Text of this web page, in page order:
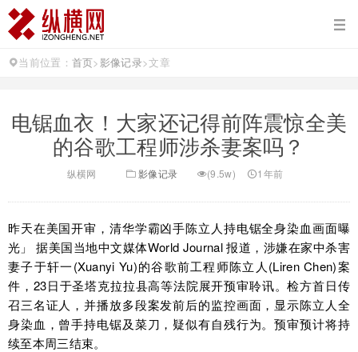
当前位置： 首页>影像记录>文章
电锯血衣！大家还记得前阵震惊全美
的谷歌工程师涉杀妻案吗？
纵横网 影像记录 (9.5w) 1年前
昨天在美国开审，清华学霸凶手陈立人持电锯全身染血画面曝
光」 据美国当地中文媒体World Journal 报道，涉嫌在家中杀害
妻子于轩一(Xuanyi Yu)的谷歌前工程师陈立人(Liren Chen)案
件，23日于圣塔克拉拉县高等法院展开预审聆讯。检方首日传
召三名证人，并播放多段案发前后的监控画面，显示陈立人全
身染血，曾手持电锯及菜刀，疑似有自残行为。预审预计将持
续至本周三结束。